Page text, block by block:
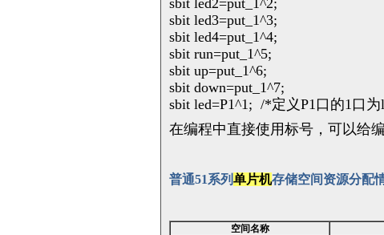
sbit led3=put_1^3;
sbit led4=put_1^4;
sbit run=put_1^5;
sbit up=put_1^6;
sbit down=put_1^7;
sbit led=P1^1; /*定义P1 口的1 口为
在编程中直接使用标号，可以给
普通51系列单片机存储空间资源分配
空间名称